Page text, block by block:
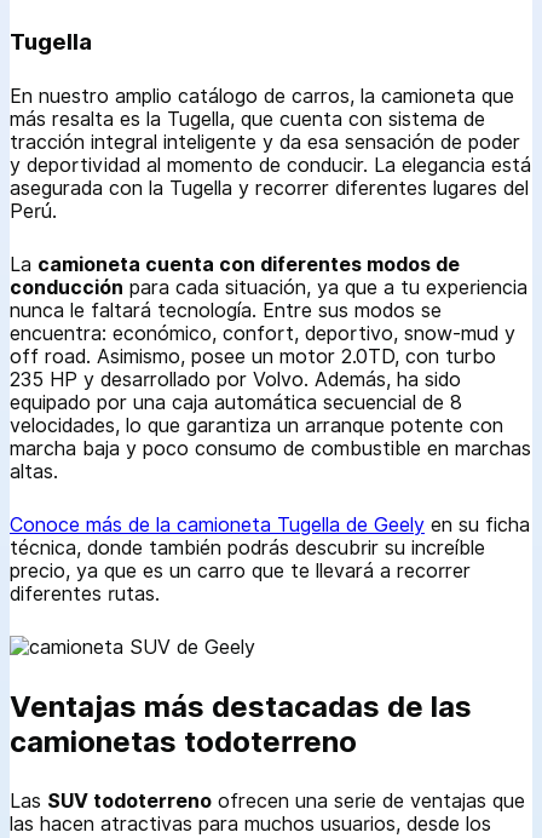
Tugella
En nuestro amplio catálogo de carros, la camioneta que
más resalta es la Tugella, que cuenta con sistema de
tracción integral inteligente y da esa sensación de poder
y deportividad al momento de conducir. La elegancia está
asegurada con la Tugella y recorrer diferentes lugares del
Perú.
La camioneta cuenta con diferentes modos de
conducción para cada situación, ya que a tu experiencia
nunca le faltará tecnología. Entre sus modos se
encuentra: económico, confort, deportivo, snow-mud y
off road. Asimismo, posee un motor 2.0TD, con turbo
235 HP y desarrollado por Volvo. Además, ha sido
equipado por una caja automática secuencial de 8
velocidades, lo que garantiza un arranque potente con
marcha baja y poco consumo de combustible en marchas
altas.
Conoce más de la camioneta Tugella de Geely en su ficha
técnica, donde también podrás descubrir su increíble
precio, ya que es un carro que te llevará a recorrer
diferentes rutas.
Ventajas más destacadas de las
camionetas todoterreno
Las SUV todoterreno ofrecen una serie de ventajas que
las hacen atractivas para muchos usuarios, desde los